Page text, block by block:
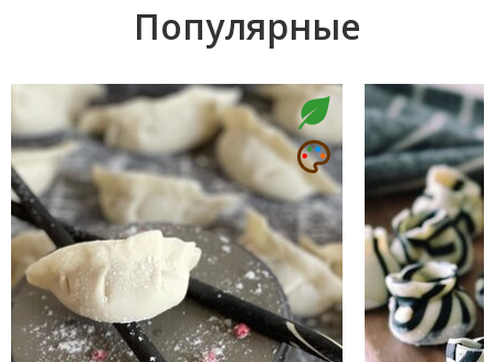
Популярные